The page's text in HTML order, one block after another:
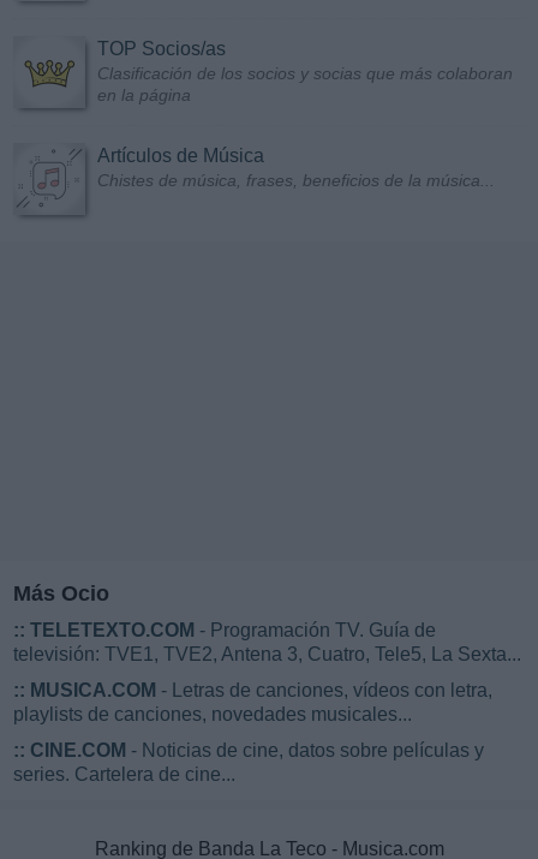
TOP Socios/as
Clasificación de los socios y socias que más colaboran
en la página
Artículos de Música
Chistes de música, frases, beneficios de la música...
Más Ocio
:: TELETEXTO.COM - Programación TV. Guía de
televisión: TVE1, TVE2, Antena 3, Cuatro, Tele5, La Sexta...
:: MUSICA.COM - Letras de canciones, vídeos con letra,
playlists de canciones, novedades musicales...
:: CINE.COM - Noticias de cine, datos sobre películas y
series. Cartelera de cine...
Ranking de Banda La Teco - Musica.com